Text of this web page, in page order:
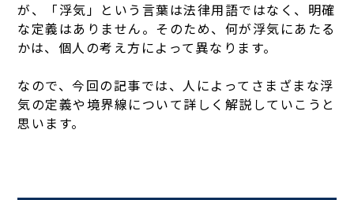
が、「浮気」という言葉は法律用語ではなく、明確
な定義はありません。そのため、何が浮気にあたる
かは、個人の考え方によって異なります。
なので、今回の記事では、人によってさまざまな浮
気の定義や境界線について詳しく解説していこうと
思います。